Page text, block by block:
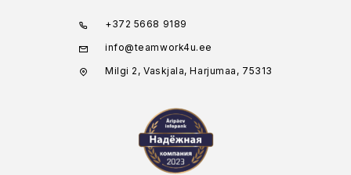
+372 5668 9189
info@teamwork4u.ee
Milgi 2, Vaskjala, Harjumaa, 75313